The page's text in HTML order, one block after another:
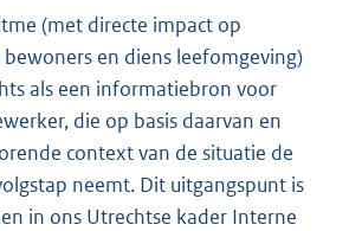
(met directe impact op
bewoners en diens leefomgeving)
als een informatiebron voor
die op basis daarvan en
context van de situatie de
neemt. Dit uitgangspunt is
in ons Utrechtse kader Interne